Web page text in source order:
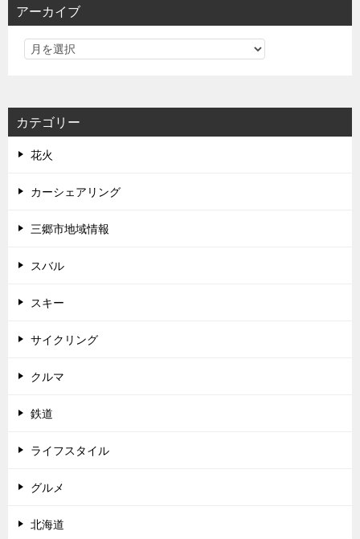
アーカイブ
カテゴリー
花火
カーシェアリング
三郷市地域情報
スバル
スキー
サイクリング
クルマ
鉄道
ライフスタイル
グルメ
北海道